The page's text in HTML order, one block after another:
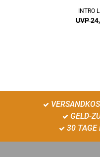
INTRO
UVP
GELD-
30 TAGE